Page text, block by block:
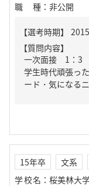
職種 ： 非公開
【質問内容】
一次面接 1：3
学生時代頑張っ
ード・気になる
15年卒 文系
学校名 ： 桜美林大